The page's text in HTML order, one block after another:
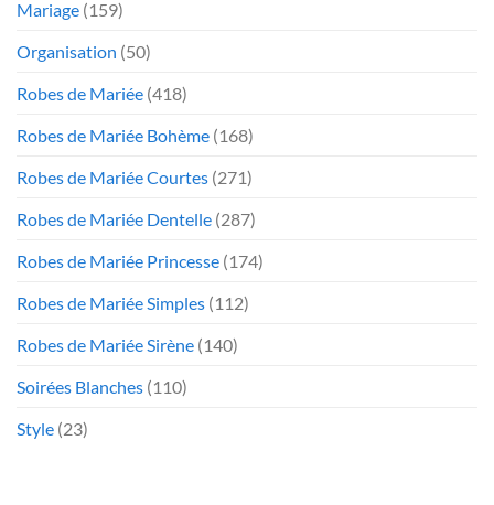
Mariage (159)
Organisation (50)
Robes de Mariée (418)
Robes de Mariée Bohème (168)
Robes de Mariée Courtes (271)
Robes de Mariée Dentelle (287)
Robes de Mariée Princesse (174)
Robes de Mariée Simples (112)
Robes de Mariée Sirène (140)
Soirées Blanches (110)
Style (23)